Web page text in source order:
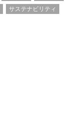
サステナビリティ